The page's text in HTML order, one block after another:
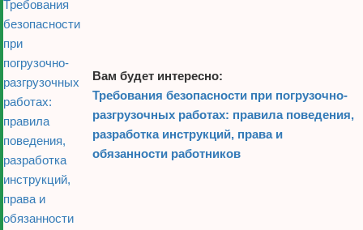
Вам будет интересно:
Требования безопасности при погрузочно-
разгрузочных работах: правила поведения,
разработка инструкций, права и
обязанности работников